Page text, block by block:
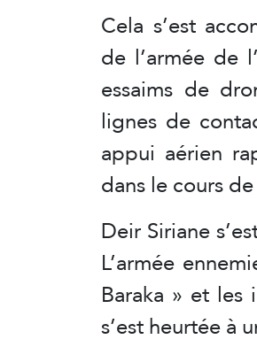
Cela s’est
de l’armée de
essaims de
lignes de
appui aérien
dans le cours
Deir Siriane
L’armée
Baraka » et
s’est heurtée à